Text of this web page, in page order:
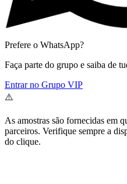
Prefere o WhatsApp?
Faça parte do grupo e saiba de
Entrar no Grupo VIP
⚠️
As amostras são fornecidas em
parceiros. Verifique sempre a
do clique.